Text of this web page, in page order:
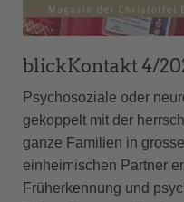
blickKontakt 4/
Psychosoziale oder
gekoppelt mit der
ganze Familien in
einheimischen Partner
Früherkennung und